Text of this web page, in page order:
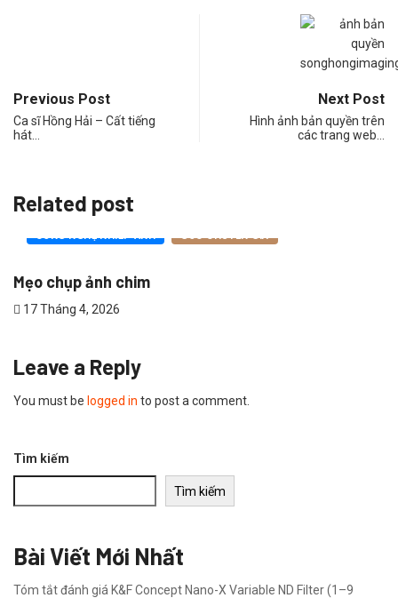
Previous Post
Ca sĩ Hồng Hải – Cất tiếng
hát…
Next Post
Hình ảnh bản quyền trên
các trang web…
Related post
GIA CÔNG NGHỆ NHIẾP ẢNH
Leave a Reply
You must be logged in to post a comment.
Tìm kiếm
Tìm kiếm
Bài Viết Mới Nhất
Tóm tắt đánh giá K&F Concept Nano-X Variable ND Filter (1–9